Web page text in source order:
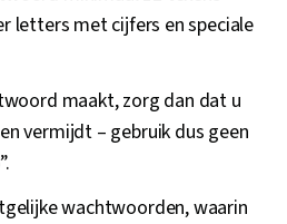
letters met cijfers en speciale
maakt, zorg dan dat u
vermijdt – gebruik dus geen
wachtwoorden, waarin